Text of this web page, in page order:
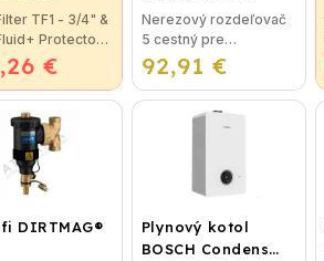
€
TF1 - 3/4" &
Protector
novinka
vykurovacej
Filter je
na všetky
cestný pre
podlahové
vykurovanie
92,91 €
Nerezový rozdeľovač
5 cestný pre
podlahové
vykurovanie
Rozdeľovače sú
vyrobené z kvalitnej
DIRTMAG®
Plynový kotol
BOSCH Condens